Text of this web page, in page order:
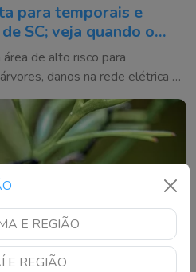
E REGIÃO
E REGIÃO
para temporais e
SC; veja quando o
de alto risco para
danos na rede elétrica e
sexta-feira